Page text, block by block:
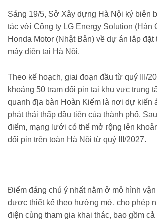
Sáng 19/5, Sở Xây dựng Hà Nội ký biên
tác với Công ty LG Energy Solution (Hàn
Honda Motor (Nhật Bản) về dự án lắp đặt
máy điện tại Hà Nội.
Theo kế hoạch, giai đoạn đầu từ quý III/
khoảng 50 trạm đổi pin tại khu vực trung
quanh địa bàn Hoàn Kiếm là nơi dự kiến
phát thải thấp đầu tiên của thành phố.
điểm, mạng lưới có thể mở rộng lên
đổi pin trên toàn Hà Nội từ quý III/2027.
Điểm đáng chú ý nhất nằm ở mô hình
được thiết kế theo hướng mở, cho phép
điện cùng tham gia khai thác, bao gồm